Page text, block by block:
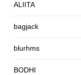
ALIITA
bagjack
blurhms
BODHI